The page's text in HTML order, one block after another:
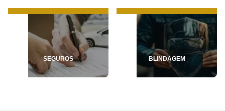
SEGUROS BLINDAGEM